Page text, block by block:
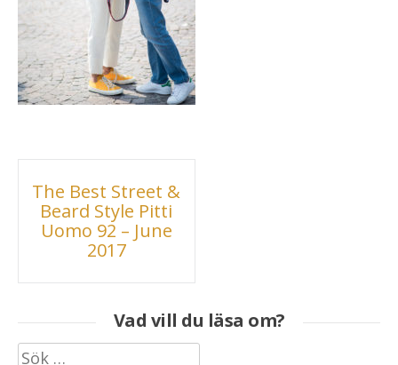
Inläggsnavigering
The Best Street &
Beard Style Pitti
Uomo 92 – June
2017
Vad vill du läsa om?
Sök